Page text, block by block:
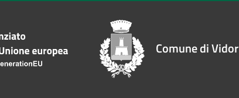
Comune di Vidor